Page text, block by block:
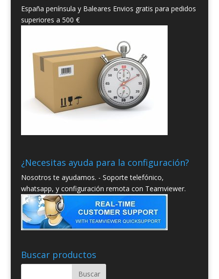
España península y Baleares Envios gratis para pedidos
superiores a 500 €
¿Necesitas ayuda para la configuración?
Nosotros te ayudamos. - Soporte telefónico,
whatsapp, y configuración remota con Teamviewer.
Buscar productos